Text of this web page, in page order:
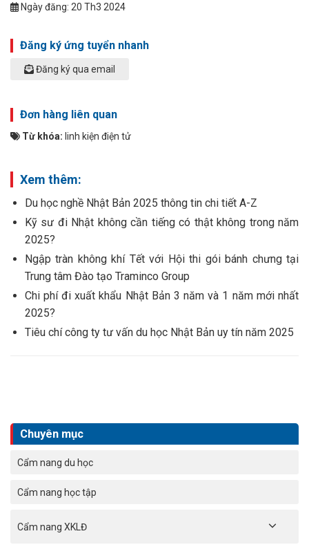
Chuyên mục
Cẩm nang du học
Cẩm nang học tập
Cẩm nang XKLĐ
Ngày đăng: 20 Th3 2024
Đăng ký ứng tuyển nhanh
Đăng ký qua email
Đơn hàng liên quan
Từ khóa: linh kiện điện tử
Xem thêm:
Du học nghề Nhật Bản 2025 thông tin chi tiết A-Z
Kỹ sư đi Nhật không cần tiếng có thật không trong năm
2025?
Ngập tràn không khí Tết với Hội thi gói bánh chưng tại
Trung tâm Đào tạo Traminco Group
Chi phí đi xuất khẩu Nhật Bản 3 năm và 1 năm mới nhất
2025?
Tiêu chí công ty tư vấn du học Nhật Bản uy tín năm 2025